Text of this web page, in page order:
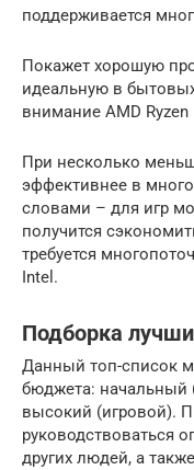
поддерживается
Покажет хорошую
идеальную в
внимание AMD Ryzen
При несколько
эффективнее в
словами – для игр
получится
требуется
Intel.
Подборка
Данный топ-список
бюджета:
высокий (игровой).
руководствоваться
других людей, а